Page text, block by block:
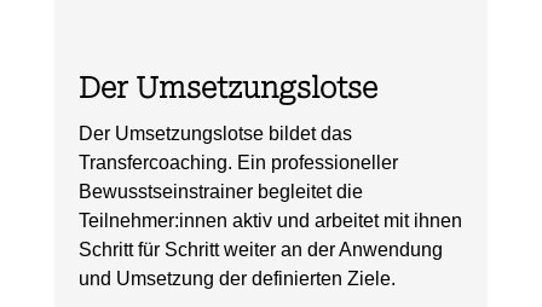
Der Umsetzungslotse
Der Umsetzungslotse bildet das
Transfercoaching. Ein professioneller
Bewusstseinstrainer begleitet die
Teilnehmer:innen aktiv und arbeitet mit ihnen
Schritt für Schritt weiter an der Anwendung
und Umsetzung der definierten Ziele.